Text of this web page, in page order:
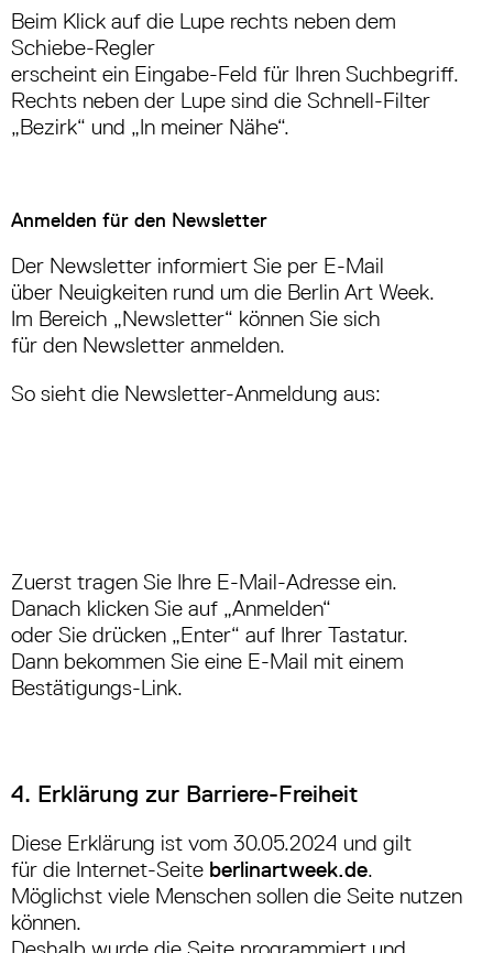
Beim Klick auf die Lupe rechts neben dem
Schiebe-Regler
erscheint ein Eingabe-Feld für Ihren Suchbegriff.
Rechts neben der Lupe sind die Schnell-Filter
„Bezirk“ und „In meiner Nähe“.
Anmelden für den Newsletter
Der Newsletter informiert Sie per E-Mail
über Neuigkeiten rund um die Berlin Art Week.
Im Bereich „Newsletter“ können Sie sich
für den Newsletter anmelden.
So sieht die Newsletter-Anmeldung aus:
Zuerst tragen Sie Ihre E-Mail-Adresse ein.
Danach klicken Sie auf „Anmelden“
oder Sie drücken „Enter“ auf Ihrer Tastatur.
Dann bekommen Sie eine E-Mail mit einem
Bestätigungs-Link.
4. Erklärung zur Barriere-Freiheit
Diese Erklärung ist vom 30.05.2024 und gilt
für die Internet-Seite berlinartweek.de.
Möglichst viele Menschen sollen die Seite nutzen
können.